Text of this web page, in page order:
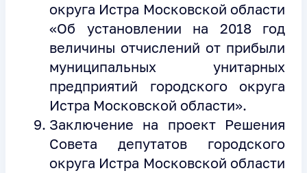
округа Истра Московской области
«Об установлении на 2018 год
величины отчислений от прибыли
муниципальных унитарных
предприятий городского округа
Истра Московской области».
Заключение на проект Решения
Совета депутатов городского
округа Истра Московской области